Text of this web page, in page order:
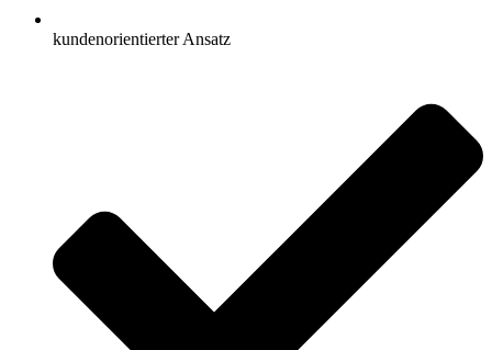
kundenorientierter Ansatz